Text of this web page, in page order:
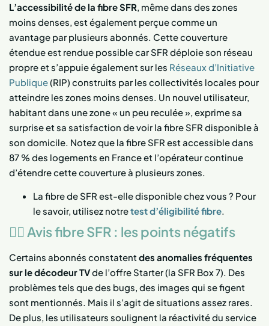
L’accessibilité de la fibre SFR , même dans des zones
moins denses, est également perçue comme un
avantage par plusieurs abonnés. Cette couverture
étendue est rendue possible car SFR déploie son réseau
propre et s’appuie également sur les Réseaux d’Initiative
Publique(RIP) construits par les collectivités locales pour
atteindre les zones moins denses. Un nouvel utilisateur,
habitant dans une zone « un peu reculée », exprime sa
surprise et sa satisfaction de voir la fibre SFR disponible à
son domicile. Notez que la fibre SFR est accessible dans
87 % des logements en France et l’opérateur continue
d’étendre cette couverture à plusieurs zones.
La fibre de SFR est-elle disponible chez vous ? Pour
le savoir, utilisez notretest d’éligibilité fibre.
👎🏻 Avis fibre SFR : les points négatifs
Certains abonnés constatentdes anomalies fréquentes
sur le décodeur TVde l’offre Starter (la SFR Box 7). Des
problèmes tels que des bugs, des images qui se figent
sont mentionnés. Mais il s’agit de situations assez rares.
De plus, les utilisateurs soulignent la réactivité du service